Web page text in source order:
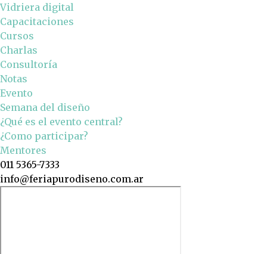
Vidriera digital
Capacitaciones
Cursos
Charlas
Consultoría
Notas
Evento
Semana del diseño
¿Qué es el evento central?
¿Como participar?
Mentores
011 5365-7333
info@feriapurodiseno.com.ar